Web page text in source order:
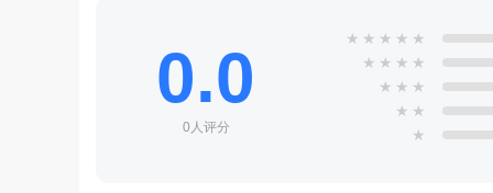
0.0
0人评分
★ ★ ★ ★ ★
★ ★ ★ ★
★ ★ ★
★ ★
★